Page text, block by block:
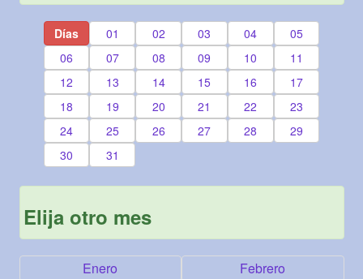
Días 01 02 03 04
05
06
07 08 09 10
11
12
13 14 15 16
17
18
19 20 21 22
23
24
25 26 27 28
29
30
31
Elija otro mes
Enero Febrero